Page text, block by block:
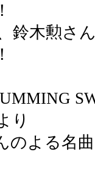
鈴木勲さ
り
のよる名